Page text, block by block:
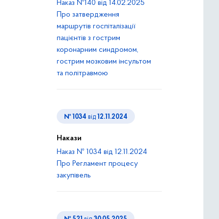
Наказ №140 від 14.02.2025
Про затвердження
маршрутів госпіталізації
пацієнтів з гострим
коронарним синдромом,
гострим мозковим інсультом
та політравмою
№ 1034 від 12.11.2024
Накази
Наказ № 1034 від 12.11.2024
Про Регламент процесу
закупівель